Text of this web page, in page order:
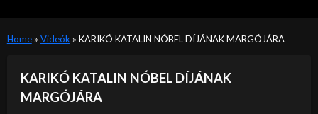
Home» Videók » KARIKÓ KATALIN NÓBEL DÍJÁNAK MARGÓJÁRA
KARIKÓ KATALIN NÓBEL DÍJÁNAK
MARGÓJÁRA